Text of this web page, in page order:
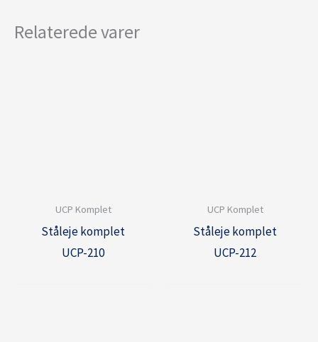
Relaterede varer
UCP Komplet
Ståleje komplet
UCP-210
UCP Komplet
Ståleje komplet
UCP-212